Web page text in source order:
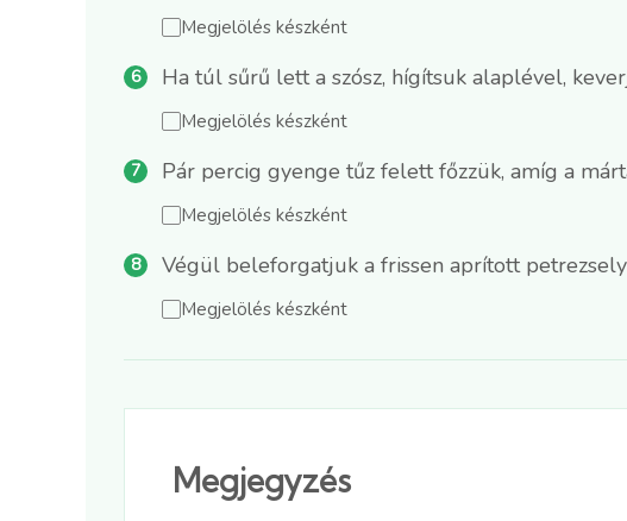
Megjelölés készként
Ha túl sűrű lett a szósz, hígítsuk alaplével,
Megjelölés készként
Pár percig gyenge tűz felett főzzük, amíg a
Megjelölés készként
Végül beleforgatjuk a frissen aprított
Megjelölés készként
Megjegyzés